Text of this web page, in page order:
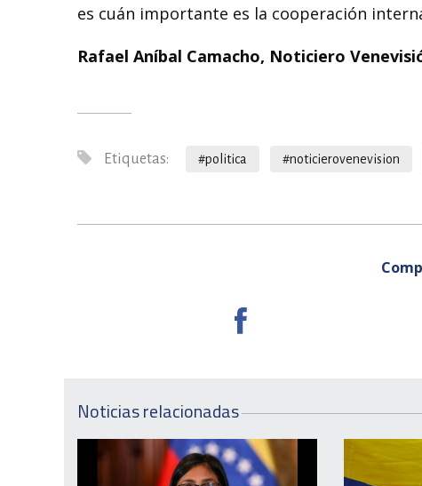
es cuán importante es la cooperación
Rafael Aníbal Camacho, Noticiero
Etiquetas: #politica #noticierovenevision
Noticias relacionadas